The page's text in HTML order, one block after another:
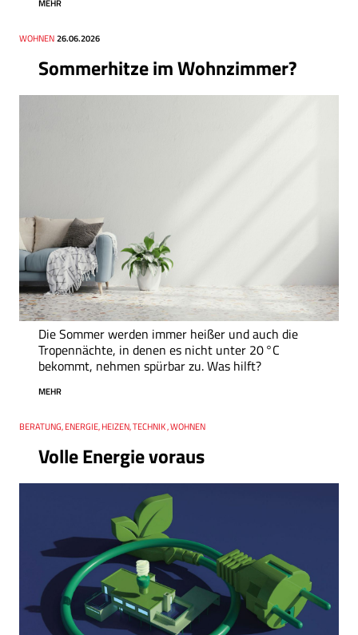
MEHR
Sommerhitze im Wohnzimmer?
Thema
WOHNEN
Datum 26.06.2026
Die Sommer werden immer heißer und auch die
Tropennächte, in denen es nicht unter 20 °C
bekommt, nehmen spürbar zu. Was hilft?
MEHR
Volle Energie voraus
Thema
BERATUNG, ENERGIE, HEIZEN, TECHNIK , WOHNEN